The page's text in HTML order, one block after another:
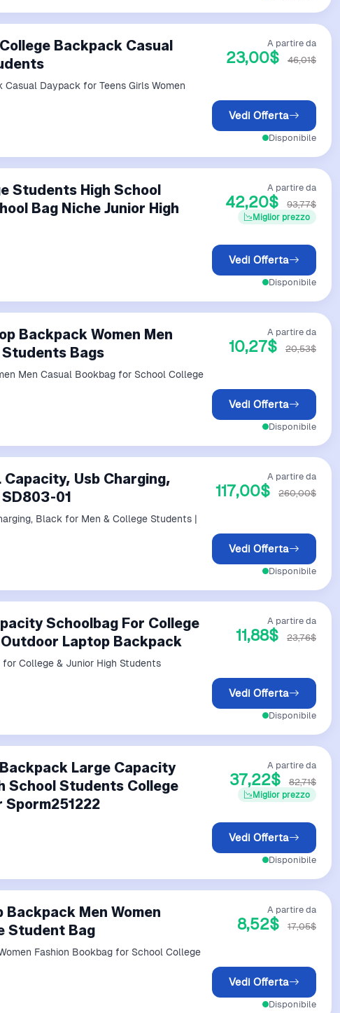
Backpack Casual
Daypack for Teens Girls Women
A partire da
23,00$ 46,01$
Vedi Offerta
Disponibile
Students High School
Bag Niche Junior High
A partire da
42,20$ 93,77$
Miglior prezzo
Vedi Offerta
Disponibile
Backpack Women Men
Students Bags
Men Casual Bookbag for School College
A partire da
10,27$ 20,53$
Vedi Offerta
Disponibile
Usb Charging,
01
Black for Men & College Students |
A partire da
117,00$ 260,00$
Vedi Offerta
Disponibile
Schoolbag For College
Laptop Backpack
College & Junior High Students
A partire da
11,88$ 23,76$
Vedi Offerta
Disponibile
Large Capacity
School Students College
A partire da
37,22$ 82,71$
Miglior prezzo
Vedi Offerta
Disponibile
Backpack Men Women
Student Bag
Fashion Bookbag for School College
A partire da
8,52$ 17,05$
Vedi Offerta
Disponibile